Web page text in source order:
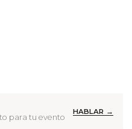
para tu evento
HABLAR →